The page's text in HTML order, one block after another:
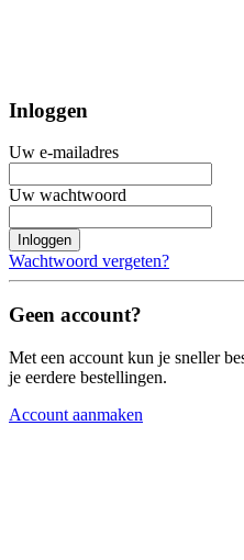
Inloggen
Uw e-mailadres
Uw wachtwoord
Inloggen
Wachtwoord vergeten?
Geen account?
Met een account kun je sneller
je eerdere bestellingen.
Account aanmaken